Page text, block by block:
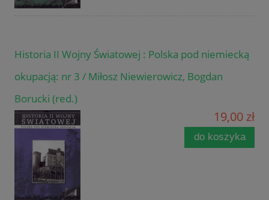
Historia II Wojny Światowej : Polska pod niemiecką
okupacją: nr 3 / Miłosz Niewierowicz, Bogdan
Borucki (red.)
19,00 zł
do koszyka